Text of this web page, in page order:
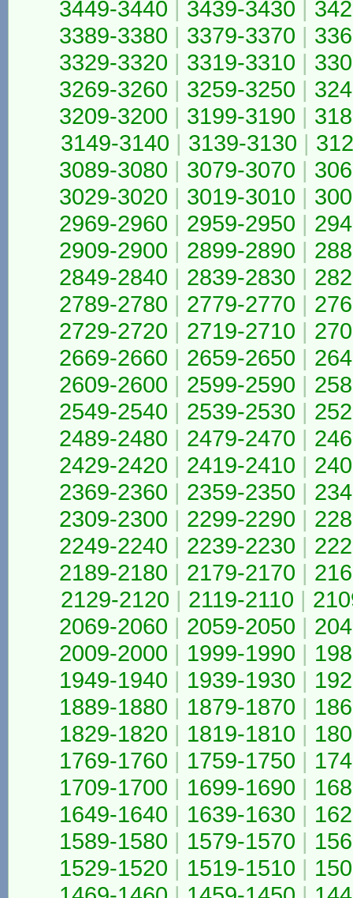
3449-3440 | 3439-3430 |
3389-3380 | 3379-3370 |
3329-3320 | 3319-3310 |
3269-3260 | 3259-3250 |
3209-3200 | 3199-3190 |
3149-3140 | 3139-3130 |
3089-3080 | 3079-3070 |
3029-3020 | 3019-3010 |
2969-2960 | 2959-2950 |
2909-2900 | 2899-2890 |
2849-2840 | 2839-2830 |
2789-2780 | 2779-2770 |
2729-2720 | 2719-2710 |
2669-2660 | 2659-2650 |
2609-2600 | 2599-2590 |
2549-2540 | 2539-2530 |
2489-2480 | 2479-2470 |
2429-2420 | 2419-2410 |
2369-2360 | 2359-2350 |
2309-2300 | 2299-2290 |
2249-2240 | 2239-2230 |
2189-2180 | 2179-2170 |
2129-2120 | 2119-2110 |
2069-2060 | 2059-2050 |
2009-2000 | 1999-1990 |
1949-1940 | 1939-1930 |
1889-1880 | 1879-1870 |
1829-1820 | 1819-1810 |
1769-1760 | 1759-1750 |
1709-1700 | 1699-1690 |
1649-1640 | 1639-1630 |
1589-1580 | 1579-1570 |
1529-1520 | 1519-1510 |